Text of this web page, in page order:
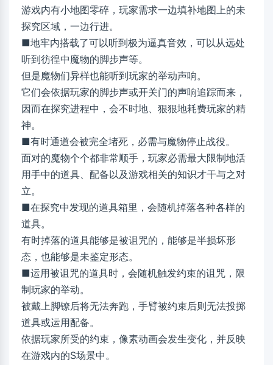
游戏内有小地图零碎，玩家需求一边填补地图上的未
探究区域，一边行进。
■地牢内搭载了可以听到极为逼真音效，可以从远处
听到彷徨中魔物的脚步声等。
但是魔物们异样也能听到玩家的举动声响。
它们会依据玩家的脚步声或开关门的声响追踪而来，
因而在探究进程中，会不时地、狠狠地耗费玩家的精
神。
■有时通道会被完全堵死，必需与魔物停止战役。
面对的魔物个个都非常顺手，玩家必需最大限制地活
用手中的道具、配备以及游戏相关的知识才干与之对
立。
■在探究中发现的道具箱里，会随机掉落各种各样的
道具。
有时掉落的道具能够是被诅咒的，能够是半损坏形
态，也能够是未鉴定形态。
■运用被诅咒的道具时，会随机触发约束的诅咒，限
制玩家的举动。
被戴上脚镣后将无法奔跑，手臂被约束后则无法投掷
道具或运用配备。
依据玩家所受的约束，像素动画会发生变化，并反映
在游戏内的S场景中。